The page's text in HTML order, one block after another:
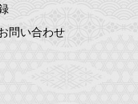
問い合わせ